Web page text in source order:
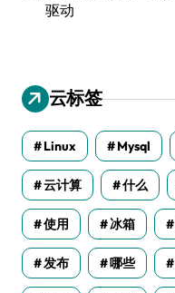
驱动
云标签
Linux Mysql
云计算 什么
使用 冰箱
发布 哪些